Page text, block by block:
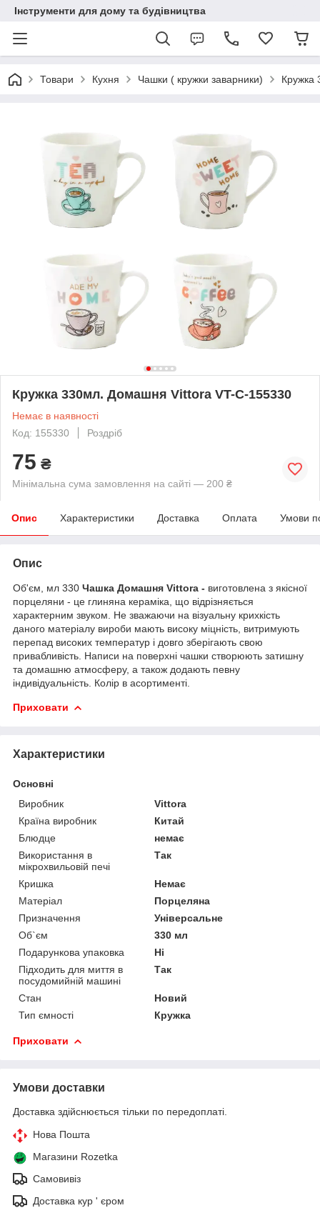
Інструменти для дому та будівництва
Товари Кухня Чашки ( кружки заварники) Кружка
Кружка 330мл. Домашня Vittora VT-C-155330
Немає в наявності
Код: 155330
Роздріб
75 ₴
Мінімальна сума замовлення на сайті — 200 ₴
Опис Характеристики Доставка Оплата Умови
Опис
Об'єм, мл 330 Чашка Домашня Vittora - виготовлена з якісної
порцеляни - це глиняна кераміка, що відрізняється
характерним звуком. Не зважаючи на візуальну крихкість
даного матеріалу вироби мають високу міцність, витримують
перепад високих температур і довго зберігають свою
привабливість. Написи на поверхні чашки створюють затишну
та домашню атмосферу, а також додають певну
індивідуальність. Колір в асортименті.
Приховати
Характеристики
Основні
Виробник
Vittora
Країна виробник
Китай
Блюдце
немає
Використання в
мікрохвильовій печі
Так
Кришка
Немає
Матеріал
Порцеляна
Призначення
Універсальне
Об`єм
330 мл
Подарункова упаковка
Ні
Підходить для миття в
посудомийній машині
Так
Стан
Новий
Тип ємності
Кружка
Приховати
Умови доставки
Доставка здійснюється тільки по передоплаті.
Нова Пошта
Магазини Rozetka
Самовивіз
Доставка кур ' єром